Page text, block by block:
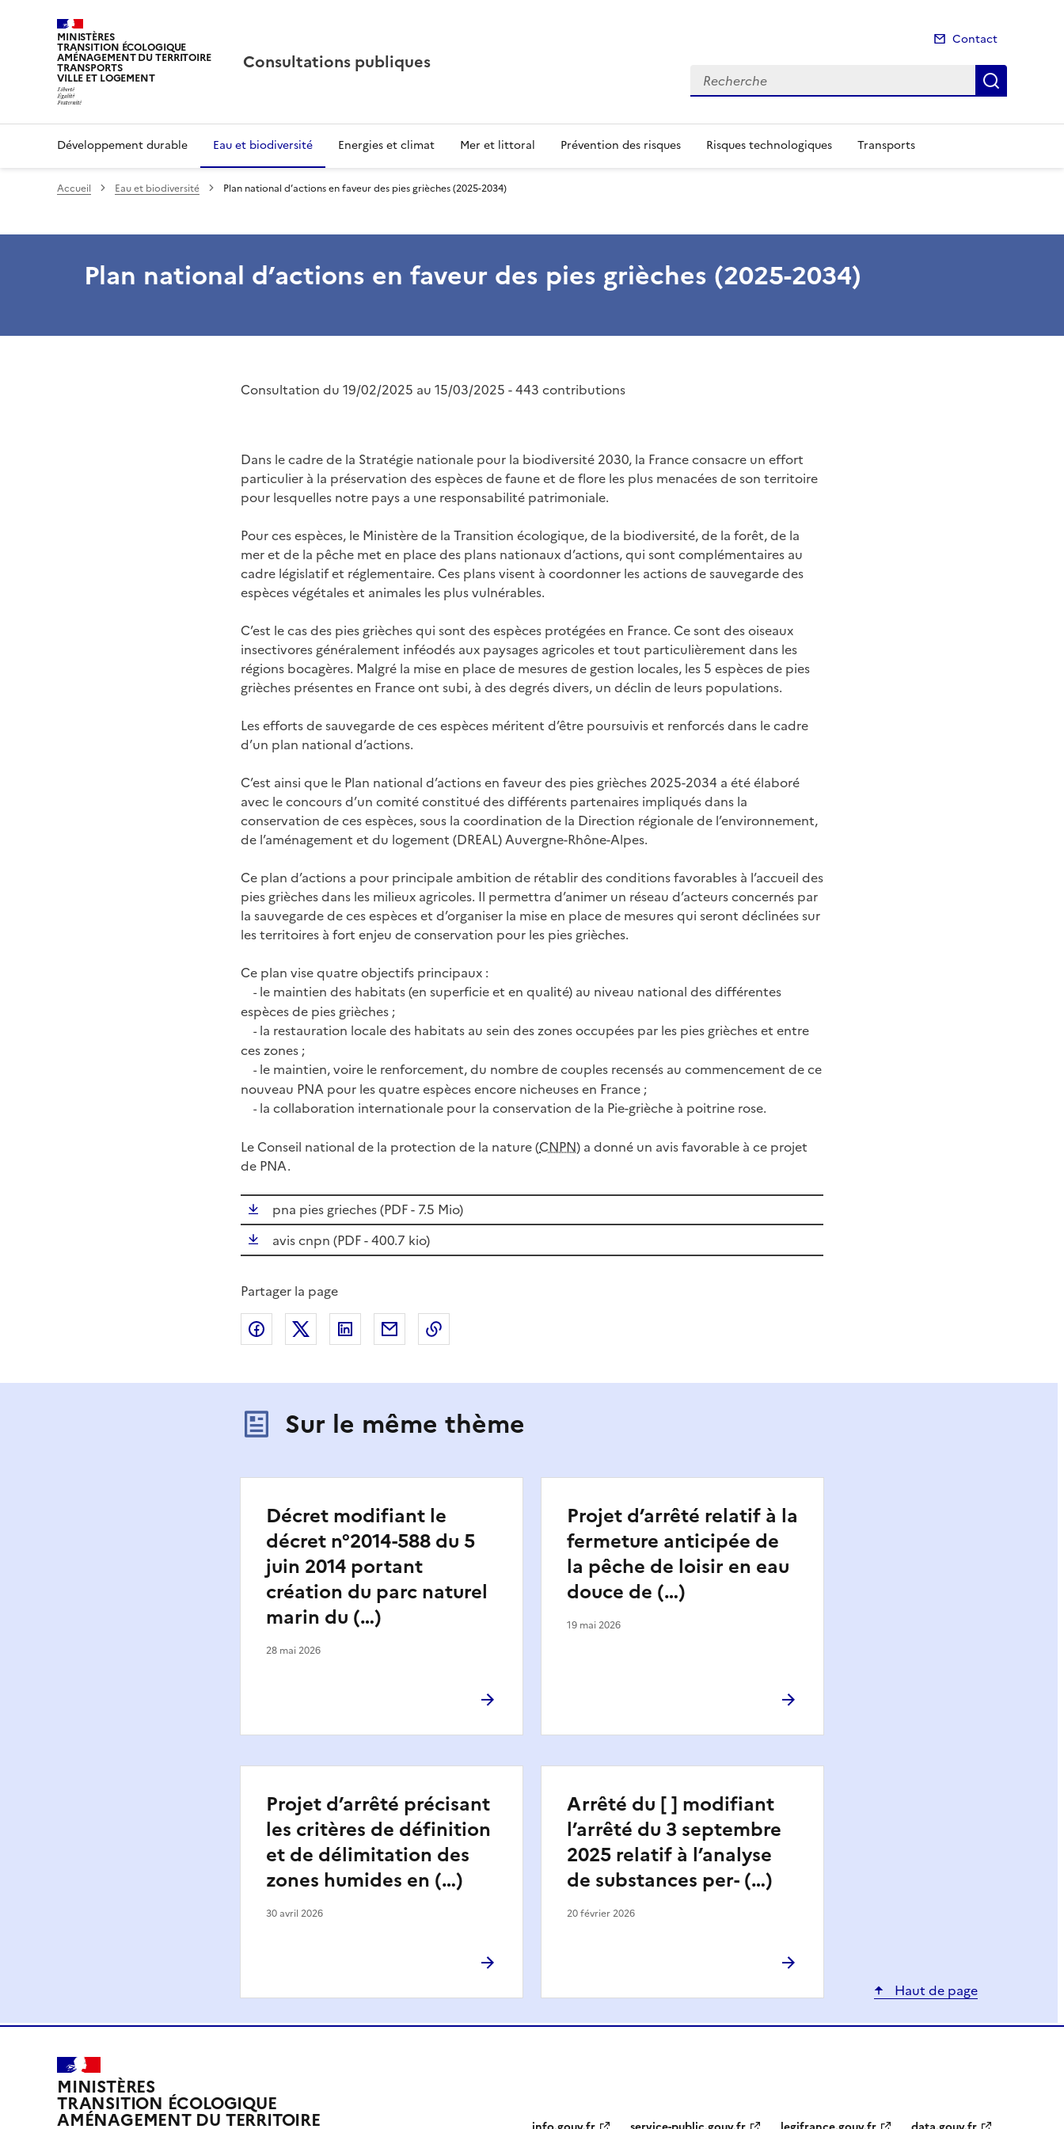
MINISTÈRES
TRANSITION ÉCOLOGIQUE
AMÉNAGEMENT DU TERRITOIRE
TRANSPORTS
VILLE ET LOGEMENT
Consultations publiques
Contact
Recherche
Développement durable Eau et biodiversité Energies et climat Mer et littoral Prévention des risques Risques technologiques Transports
Accueil Eau et biodiversité Plan national d’actions en faveur des pies grièches (2025-2034)
Plan national d’actions en faveur des pies grièches (2025-2034)
Consultation du 19/02/2025 au 15/03/2025 - 443 contributions
Dans le cadre de la Stratégie nationale pour la biodiversité 2030, la France consacre un effort
particulier à la préservation des espèces de faune et de flore les plus menacées de son territoire
pour lesquelles notre pays a une responsabilité patrimoniale.
Pour ces espèces, le Ministère de la Transition écologique, de la biodiversité, de la forêt, de la
mer et de la pêche met en place des plans nationaux d’actions, qui sont complémentaires au
cadre législatif et réglementaire. Ces plans visent à coordonner les actions de sauvegarde des
espèces végétales et animales les plus vulnérables.
C’est le cas des pies grièches qui sont des espèces protégées en France. Ce sont des oiseaux
insectivores généralement inféodés aux paysages agricoles et tout particulièrement dans les
régions bocagères. Malgré la mise en place de mesures de gestion locales, les 5 espèces de pies
grièches présentes en France ont subi, à des degrés divers, un déclin de leurs populations.
Les efforts de sauvegarde de ces espèces méritent d’être poursuivis et renforcés dans le cadre
d’un plan national d’actions.
C’est ainsi que le Plan national d’actions en faveur des pies grièches 2025-2034 a été élaboré
avec le concours d’un comité constitué des différents partenaires impliqués dans la
conservation de ces espèces, sous la coordination de la Direction régionale de l’environnement,
de l’aménagement et du logement (DREAL) Auvergne-Rhône-Alpes.
Ce plan d’actions a pour principale ambition de rétablir des conditions favorables à l’accueil des
pies grièches dans les milieux agricoles. Il permettra d’animer un réseau d’acteurs concernés par
la sauvegarde de ces espèces et d’organiser la mise en place de mesures qui seront déclinées sur
les territoires à fort enjeu de conservation pour les pies grièches.
Ce plan vise quatre objectifs principaux :
-le maintien des habitats (en superficie et en qualité) au niveau national des différentes
espèces de pies grièches ;
-la restauration locale des habitats au sein des zones occupées par les pies grièches et entre
ces zones ;
-le maintien, voire le renforcement, du nombre de couples recensés au commencement de ce
nouveau PNA pour les quatre espèces encore nicheuses en France ;
-la collaboration internationale pour la conservation de la Pie-grièche à poitrine rose.
Le Conseil national de la protection de la nature (CNPN) a donné un avis favorable à ce projet
de PNA.
pna pies grieches (PDF- 7.5 Mio)
avis cnpn (PDF- 400.7 kio)
Partager la page
Partager sur Facebook
Partager sur XPartager sur LinkedIn
Partager par email
Sur le même thème
Décret modifiant le
décret n°2014-588 du 5
juin 2014 portant
création du parc naturel
marin du (…)
28 mai 2026
Projet d’arrêté relatif à la
fermeture anticipée de
la pêche de loisir en eau
douce de (…)
19 mai 2026
Projet d’arrêté précisant
les critères de définition
et de délimitation des
zones humides en (…)
30 avril 2026
Arrêté du [ ] modifiant
l’arrêté du 3 septembre
2025 relatif à l’analyse
de substances per- (…)
20 février 2026
Haut de page
MINISTÈRES
TRANSITION ÉCOLOGIQUE
AMÉNAGEMENT DU TERRITOIRE